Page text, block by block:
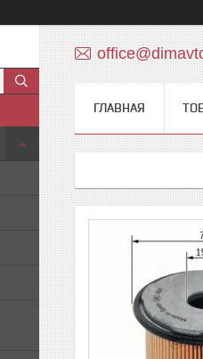
ГЛАВНАЯ